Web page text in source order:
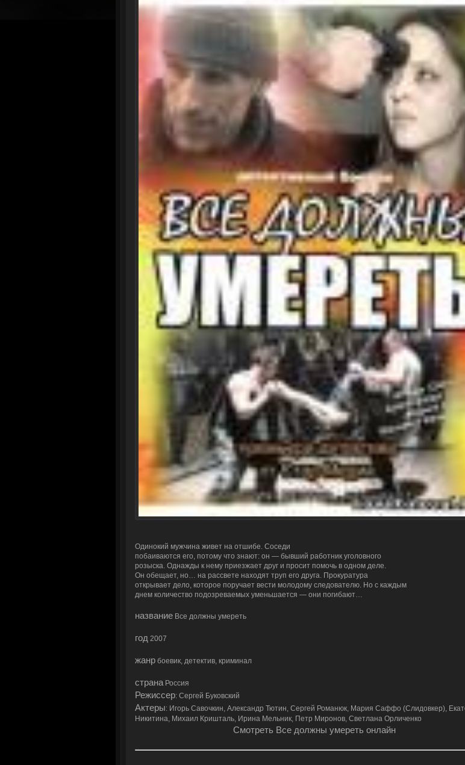
Одинокий мужчина живет на отшибе. Соседи
побаиваются его, потому что знают: он — бывший работник уголовного
розыска. Однажды к нему приезжает друг и просит помочь в одном деле.
Он обещает, но… на рассвете находят труп его друга. Прокуратура
открывает дело, которое поручает вести молодому следователю. Но с каждым
днем количество подозреваемых уменьшается — они погибают…
название Все должны умереть
год 2007
жанр боевик, детектив, криминал
странаРоссия
Режиссер: Сергей Буковский
Актеры: Игорь Савочкин, Александр Тютин, Сергей Романюк, Мария Саффо (Слидовкер),
Никитина, Михаил Кришталь, Ирина Мельник, Петр Миронов, Светлана Орличенко
Смотреть Все должны умереть онлайн
Смотреть онлайн: Храброе сердце сериал 1-207 серия
Тайны института благородных
Смотреть онлайн: Оживший
Смотреть онлайн: Семейное древо сериал 1-8 серия
Смотреть онлайн: Тот, кто
Понедельник утром/ Утро